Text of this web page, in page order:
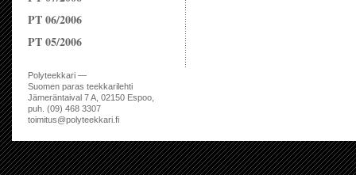
PT 06/2006
PT 05/2006
Polyteekkari —
Suomen paras teekkarilehti
Jämeräntaival 7 A, 02150 Espoo,
puh. (09) 468 3307
toimitus@polyteekkari.fi